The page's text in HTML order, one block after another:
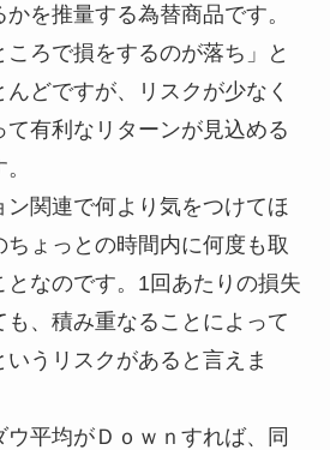
を推量する為替商品です。
ころで損をするのが落ち」と
どですが、リスクが少なく
有利なリターンが見込める
関連で何より気をつけてほ
ちょっとの時間内に何度も取
となのです。1回あたりの損失
、積み重なることによって
うリスクがあると言えま
ウ平均がＤｏｗｎすれば、同